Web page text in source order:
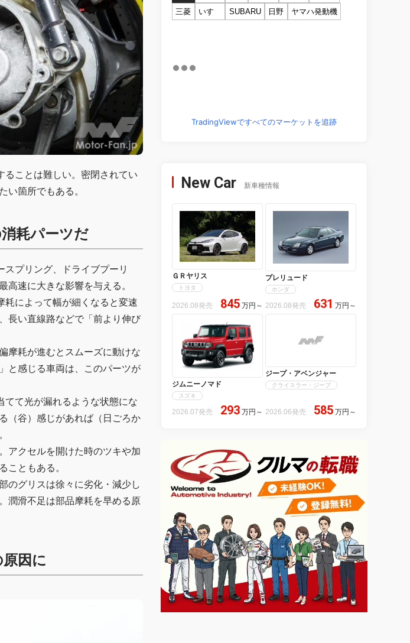
ることは難しい。密閉されてい
い箇所でもある。
耗パーツだ
プリング、ドライブプーリ
高速に大きな影響を与える。
耗によって幅が細くなると変速
長い直線路などで「前より伸び
摩耗が進むとスムーズに動けな
と感じる車両は、このパーツが
てて光が漏れるような状態にな
（谷）感じがあれば（日ごろか
アクセルを開けた時のツキや加
こともある。
のグリスは徐々に劣化・減少し
潤滑不足は部品摩耗を早める原
因に
三菱
いすゞ SUBARU 日野 ヤマハ発動機
TradingViewですべてのマーケットを追跡
New Car 新車種情報
ＧＲヤリス
トヨタ
2026.08発売 845 万円 ～
プレリュード
ホンダ
2026.08発売 631 万円 ～
ジムニーノマド
スズキ
2026.07発売 293 万円 ～
ジープ・アベンジャー
クライスラー・ジープ
2026.06発売 585 万円 ～